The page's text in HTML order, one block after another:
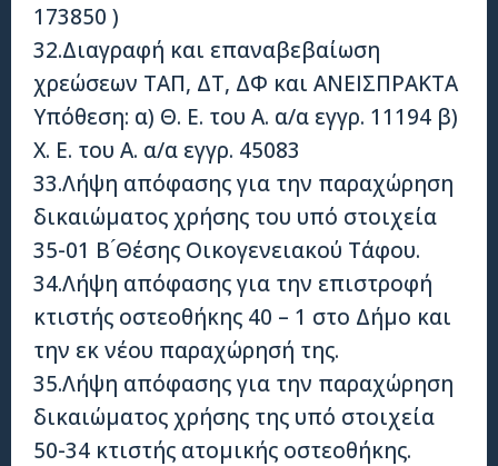
173850 )
32.Διαγραφή και επαναβεβαίωση
χρεώσεων ΤΑΠ, ΔΤ, ΔΦ και ΑΝΕΙΣΠΡΑΚΤΑ
Υπόθεση: α) Θ. Ε. του Α. α/α εγγρ. 11194 β)
Χ. Ε. του Α. α/α εγγρ. 45083
33.Λήψη απόφασης για την παραχώρηση
δικαιώματος χρήσης του υπό στοιχεία
35-01 Β ́Θέσης Οικογενειακού Τάφου.
34.Λήψη απόφασης για την επιστροφή
κτιστής οστεοθήκης 40 – 1 στο Δήμο και
την εκ νέου παραχώρησή της.
35.Λήψη απόφασης για την παραχώρηση
δικαιώματος χρήσης της υπό στοιχεία
50-34 κτιστής ατομικής οστεοθήκης.